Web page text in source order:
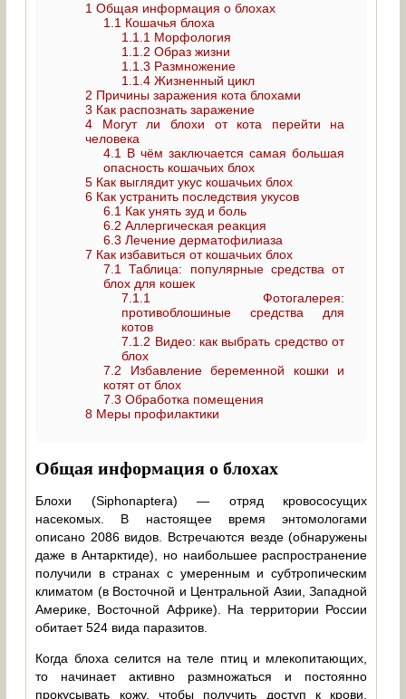
1 Общая информация о блохах
1.1 Кошачья блоха
1.1.1 Морфология
1.1.2 Образ жизни
1.1.3 Размножение
1.1.4 Жизненный цикл
2 Причины заражения кота блохами
3 Как распознать заражение
4 Могут ли блохи от кота перейти на
человека
4.1
В чём заключается самая большая
опасность кошачьих блох
5 Как выглядит укус кошачьих блох
6 Как устранить последствия укусов
6.1 Как унять зуд и боль
6.2 Аллергическая реакция
6.3 Лечение дерматофилиаза
7 Как избавиться от кошачьих блох
7.1
Таблица: популярные средства от
блох для кошек
7.1.1
Фотогалерея:
противоблошиные средства для
котов
7.1.2 Видео: как выбрать средство от
блох
7.2 Избавление беременной кошки и
котят от блох
7.3 Обработка помещения
8 Меры профилактики
Общая информация о блохах
Блохи (Siphonaptera) — отряд кровососущих
насекомых. В настоящее время энтомологами
описано 2086 видов. Встречаются везде (обнаружены
даже в Антарктиде), но наибольшее распространение
получили в странах с умеренным и субтропическим
климатом (в Восточной и Центральной Азии, Западной
Америке, Восточной Африке). На территории России
обитает 524 вида паразитов.
Когда блоха селится на теле птиц и млекопитающих,
то начинает активно размножаться и постоянно
прокусывать кожу, чтобы получить доступ к крови,